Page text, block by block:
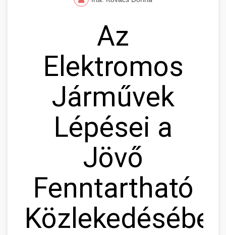
Az
Elektromos
Járművek
Lépései a
Jövő
Fenntartható
Közlekedésében